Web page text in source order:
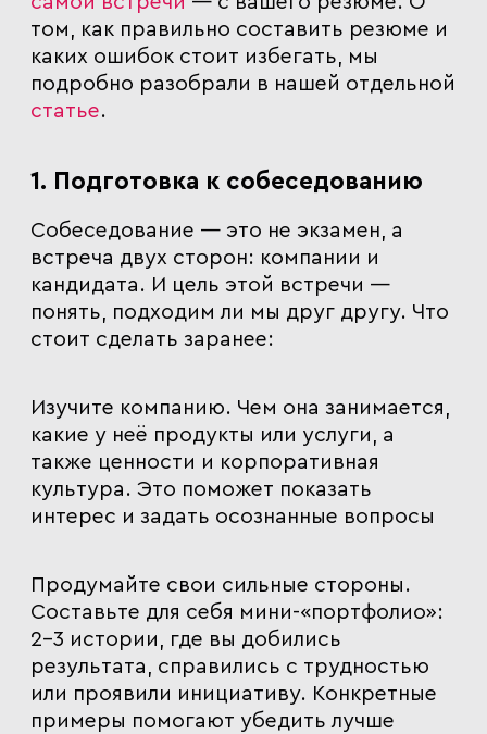
том, как правильно составить резюме и
каких ошибок стоит избегать, мы
подробно разобрали в нашей отдельной
статье.
1. Подготовка к собеседованию
Собеседование — это не экзамен, а
встреча двух сторон: компании и
кандидата. И цель этой встречи —
понять, подходим ли мы друг другу. Что
стоит сделать заранее:
Изучите компанию. Чем она занимается,
какие у неё продукты или услуги, а
также ценности и корпоративная
культура. Это поможет показать
интерес и задать осознанные вопросы
Продумайте свои сильные стороны.
Составьте для себя мини-«портфолио»:
2–3 истории, где вы добились
результата, справились с трудностью
или проявили инициативу. Конкретные
примеры помогают убедить лучше